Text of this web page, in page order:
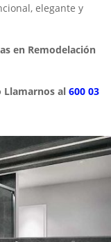
elegante y
en Remodelación
Llamarnos al 600 03